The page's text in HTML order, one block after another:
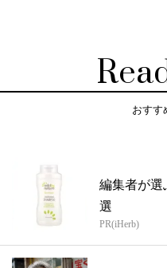
おすす
編集者が選
選
PR(iHerb)